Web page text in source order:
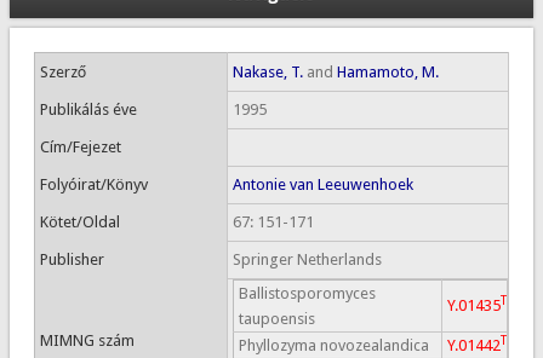
Szerző Nakase, T.and Hamamoto, M.
Publikálás éve 1995
Cím/Fejezet
Folyóirat/Könyv Antonie van Leeuwenhoek
Kötet/Oldal 67: 151-171
Publisher Springer Netherlands
MIMNG szám
Ballistosporomyces
taupoensis
Y.01435T
Phyllozyma novozealandica Y.01442T